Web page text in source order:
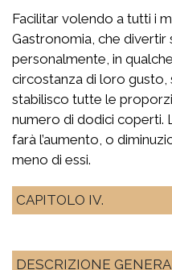
Facilitar volendo a tutti i
Gastronomia, che divertir
personalmente, in
circostanza di loro gusto,
stabilisco tutte le
numero di dodici coperti.
farà l’aumento, o
meno di essi.
CAPITOLO IV.
DESCRIZIONE